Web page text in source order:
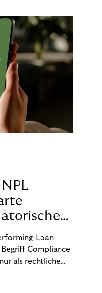
Loan-
Compliance
als rechtliche
steigender